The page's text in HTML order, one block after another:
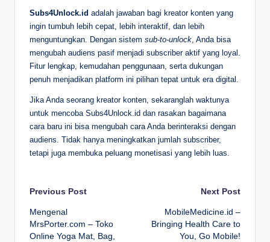
Subs4Unlock.id adalah jawaban bagi kreator konten yang
ingin tumbuh lebih cepat, lebih interaktif, dan lebih
menguntungkan. Dengan sistem sub-to-unlock, Anda bisa
mengubah audiens pasif menjadi subscriber aktif yang loyal.
Fitur lengkap, kemudahan penggunaan, serta dukungan
penuh menjadikan platform ini pilihan tepat untuk era digital.
Jika Anda seorang kreator konten, sekaranglah waktunya
untuk mencoba Subs4Unlock.id dan rasakan bagaimana
cara baru ini bisa mengubah cara Anda berinteraksi dengan
audiens. Tidak hanya meningkatkan jumlah subscriber,
tetapi juga membuka peluang monetisasi yang lebih luas.
Post
navigation
Previous Post
Mengenal
MrsPorter.com – Toko
Online Yoga Mat, Bag,
Next Post
MobileMedicine.id –
Bringing Health Care to
You, Go Mobile!